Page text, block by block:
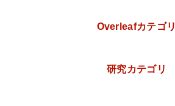
Overleafカテゴリ
研究カテゴリ